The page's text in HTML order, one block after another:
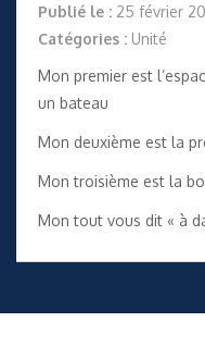
Publié le : 25 février
Catégories : Unité
Mon premier est
un bateau
Mon deuxième est la
Mon troisième est la
Mon tout vous dit « à